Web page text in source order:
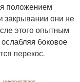
положением
закрывании они не
этого опытным
боковое
перекос.